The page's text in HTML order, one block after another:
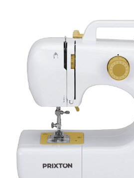
Outdoor & Vrije tijd
Pennen & Schrijfwaren
Tassen & Reizen
Gezondheid & Welzijn
Eten & Drinken